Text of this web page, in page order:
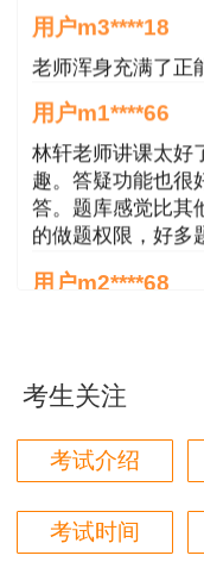
2.报考人员承诺
（1）已知晓告
（2）已符合
（3）填报的信
（4）愿意接受
3.报考人员作出
考人员须进行现
报考人员撤回承
告知承诺制。
用户m1****66
林轩老师讲课太好
趣。答疑功能也很
答。题库感觉比其
的做题权限，好多
用户m2****68
用户m4****68
用户m4****68
本门课程老师讲的
别是财务评价那
用户m5****88
考生关注
考试介绍
考试时间